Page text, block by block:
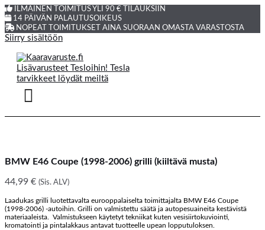
ILMAINEN TOIMITUS YLI 90 € TILAUKSIIN
14 PÄIVÄN PALAUTUSOIKEUS
NOPEAT TOIMITUKSET AINA SUORAAN OMASTA VARASTOSTA
Siirry sisältöön
BMW E46 Coupe (1998-2006) grilli (kiiltävä musta)
44,99 € (Sis. ALV)
Laadukas grilli luotettavalta eurooppalaiselta toimittajalta BMW E46 Coupe
(1998-2006) -autoihin. Grilli on valmistettu säätä ja autopesuaineita kestävistä
materiaaleista. Valmistukseen käytetyt tekniikat kuten vesisiirtokuviointi,
kromatointi ja pintalakkaus antavat tuotteelle upean lopputuloksen.